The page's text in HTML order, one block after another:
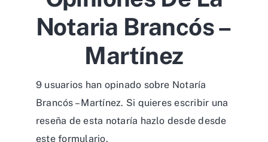
Notaria Brancós –
Martínez
9 usuarios han opinado sobre Notaría
Brancós – Martínez. Si quieres escribir una
reseña de esta notaría hazlo desde desde
este formulario.